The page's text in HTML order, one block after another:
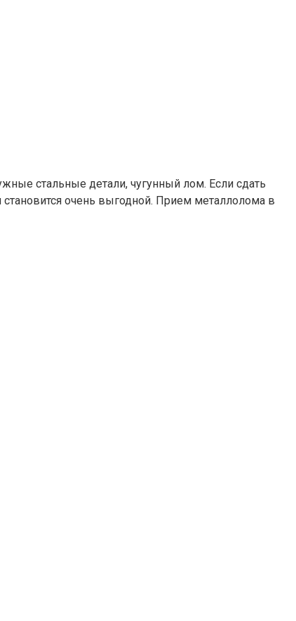
стальные детали, чугунный лом. Если сдать
очень выгодной. Прием металлолома в